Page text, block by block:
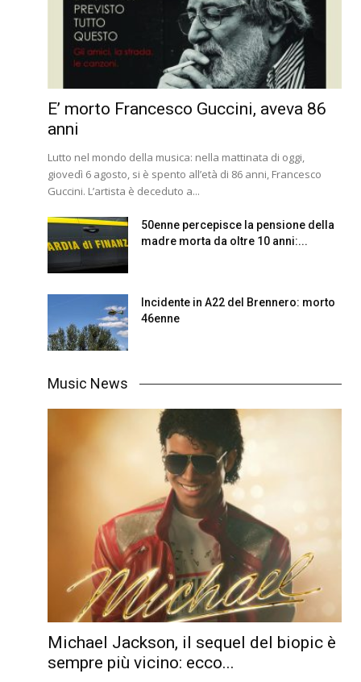
E’ morto Francesco Guccini, aveva 86
anni
Lutto nel mondo della musica: nella mattinata di oggi,
giovedì 6 agosto, si è spento all’età di 86 anni, Francesco
Guccini. L’artista è deceduto a...
50enne percepisce la pensione della
madre morta da oltre 10 anni:...
Incidente in A22 del Brennero: morto
46enne
Music News
Michael Jackson, il sequel del biopic è
sempre più vicino: ecco...